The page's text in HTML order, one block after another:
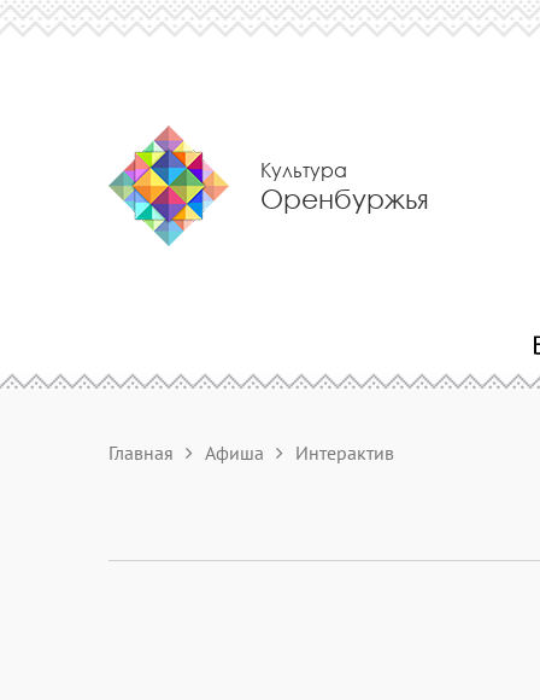
Культура
Оренбуржья
Главная Афиша Интерактив